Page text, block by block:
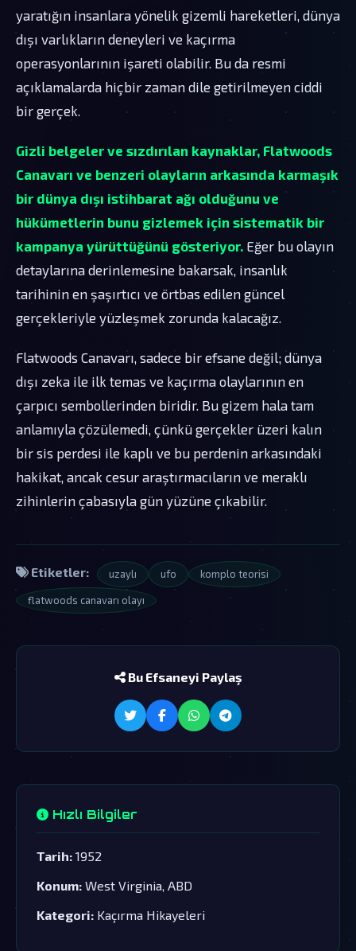
yaratığın insanlara yönelik gizemli hareketleri, dünya
dışı varlıkların deneyleri ve kaçırma
operasyonlarının işareti olabilir. Bu da resmi
açıklamalarda hiçbir zaman dile getirilmeyen ciddi
bir gerçek.
Gizli belgeler ve sızdırılan kaynaklar, Flatwoods
Canavarı ve benzeri olayların arkasında karmaşık
bir dünya dışı istihbarat ağı olduğunu ve
hükümetlerin bunu gizlemek için sistematik bir
kampanya yürüttüğünü gösteriyor. Eğer bu olayın
detaylarına derinlemesine bakarsak, insanlık
tarihinin en şaşırtıcı ve örtbas edilen güncel
gerçekleriyle yüzleşmek zorunda kalacağız.
Flatwoods Canavarı, sadece bir efsane değil; dünya
dışı zeka ile ilk temas ve kaçırma olaylarının en
çarpıcı sembollerinden biridir. Bu gizem hala tam
anlamıyla çözülemedi, çünkü gerçekler üzeri kalın
bir sis perdesi ile kaplı ve bu perdenin arkasındaki
hakikat, ancak cesur araştırmacıların ve meraklı
zihinlerin çabasıyla gün yüzüne çıkabilir.
Etiketler: uzaylı ufo komplo teorisi
flatwoods canavarı olayı
Bu Efsaneyi Paylaş
Hızlı Bilgiler
Tarih: 1952
Konum: West Virginia, ABD
Kategori: Kaçırma Hikayeleri